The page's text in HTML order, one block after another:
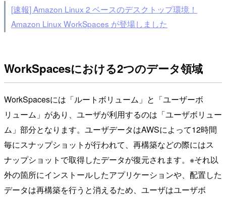
[速報] Amazon Linux 2 ベースのデスクトップ環境！
Amazon Linux WorkSpaces が登場しました
WorkSpacesにおける2つのデータ領域
WorkSpacesには「ルートボリューム」と「ユーザーボ
リューム」があり、ユーザが利用するのは「ユーザボリュー
ム」部分となります。ユーザデータはAWSによって12時間
毎にスナップショットが行われて、再構築などの際にはス
ナップショットで取得したデータが復元されます。※それ以
外の箇所にインストールしたアプリケーションや、配置した
データは再構築を行うと消えるため、ユーザはユーザボ